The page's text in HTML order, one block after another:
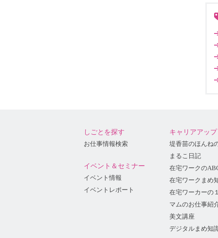
しごとを探す
お仕事情報検索
イベント＆セミナー
イベント情報
イベントレポート
キャリアアップ
堤香苗のほんね
まるこ日記
在宅ワークの
在宅ワークまめ
在宅ワーカーの
マムのお仕事紹
美文講座
デジタルまめ知